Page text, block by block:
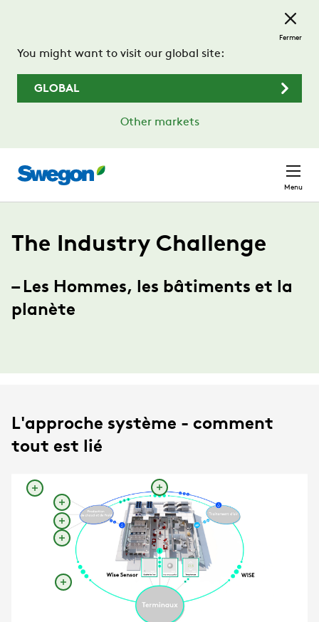
You might want to visit our global site:
GLOBAL
Other markets
Fermer
Menu
The Industry Challenge
– Les Hommes, les bâtiments et la
planète
L'approche système - comment
tout est lié